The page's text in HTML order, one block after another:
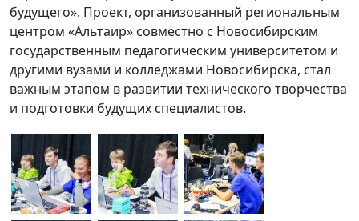
будущего». Проект, организованный региональным
центром «Альтаир» совместно с Новосибирским
государственным педагогическим университетом и
другими вузами и колледжами Новосибирска, стал
важным этапом в развитии технического творчества
и подготовки будущих специалистов.